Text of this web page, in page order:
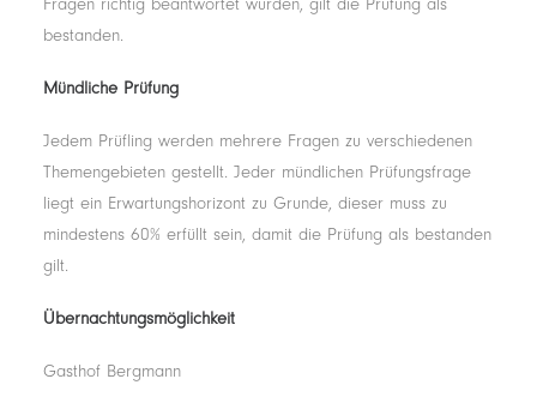
Fragen richtig beantwortet wurden, gilt die Prüfung als
bestanden.
Mündliche Prüfung
Jedem Prüfling werden mehrere Fragen zu verschiedenen
Themengebieten gestellt. Jeder mündlichen Prüfungsfrage
liegt ein Erwartungshorizont zu Grunde, dieser muss zu
mindestens 60% erfüllt sein, damit die Prüfung als bestanden
gilt.
Übernachtungsmöglichkeit
Gasthof Bergmann